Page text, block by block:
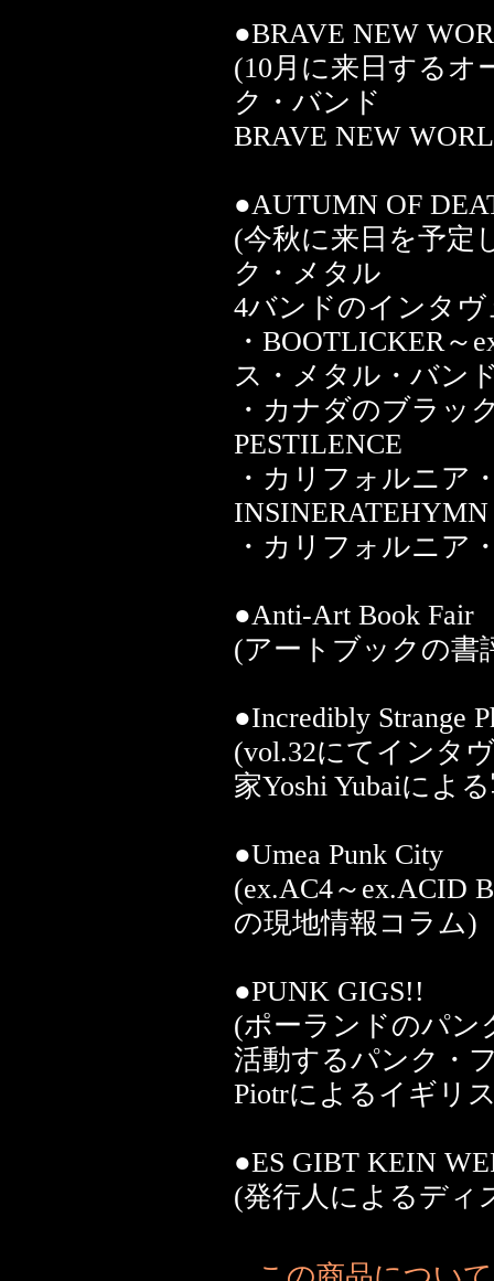
●BRAVE NEW
(10月に来日するオ
ク・バンド
BRAVE NEW
●AUTUMN OF
(今秋に来日を予定
ク・メタル
4バンドのインタ
・BOOTLICKER
ス・メタル・バン
・カナダのブラッ
PESTILENCE
・カリフォルニア
INSINERATEHYMN
・カリフォルニア
●Anti-Art Book Fair
(アートブックの書
●Incredibly Strange
(vol.32にてインタ
家Yoshi Yubaiによ
●Umea Punk City
(ex.AC4～ex.ACID
の現地情報コラム)
●PUNK GIGS!!
(ポーランドのパン
活動するパンク・
Piotrによるイギリ
●ES GIBT KEIN
(発行人によるディ